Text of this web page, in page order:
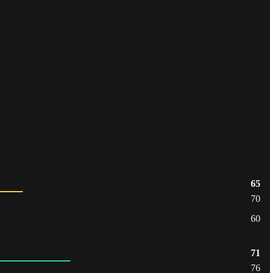
65
70
60
71
76